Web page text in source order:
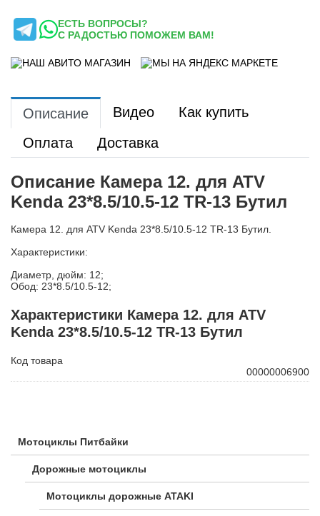
Мотоциклы Питбайки
Дорожные мотоциклы
Мотоциклы дорожные ATAKI
ЕСТЬ ВОПРОСЫ?
С РАДОСТЬЮ ПОМОЖЕМ ВАМ!
Описание Видео
Как купить
Оплата
Доставка
Описание Камера 12. для ATV
Kenda 23*8.5/10.5-12 TR-13 Бутил
Камера 12. для ATV Kenda 23*8.5/10.5-12 TR-13 Бутил.
Характеристики:
Диаметр, дюйм: 12;
Обод: 23*8.5/10.5-12;
Характеристики Камера 12. для ATV
Kenda 23*8.5/10.5-12 TR-13 Бутил
Код товара
00000006900